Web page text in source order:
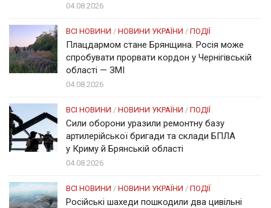
04.08.2026
ВСІ НОВИНИ / НОВИНИ УКРАЇНИ / ПОДІЇ
Плацдармом стане Брянщина. Росія може
спробувати прорвати кордон у Чернігівській
області — ЗМІ
04.08.2026
ВСІ НОВИНИ / НОВИНИ УКРАЇНИ / ПОДІЇ
Сили оборони уразили ремонтну базу
артилерійської бригади та склади БПЛА
у Криму й Брянській області
04.08.2026
ВСІ НОВИНИ / НОВИНИ УКРАЇНИ / ПОДІЇ
Російські шахеди пошкодили два цивільні